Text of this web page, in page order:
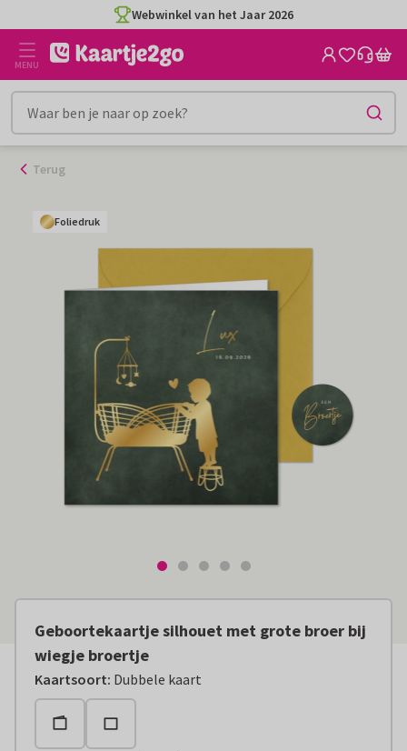
naar
inhoud
Webwinkel van het Jaar 2026
MENU
Terug
Foliedruk
Foliedruk
Foliedruk
Foliedruk
Foliedruk
Geboortekaartje silhouet met grote broer bij
wiegje broertje
Kaartsoort: Dubbele kaart